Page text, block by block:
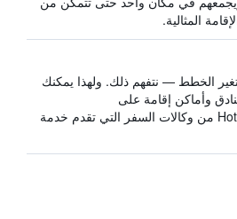
المثالية.
الخطط — نتفهم ذلك. ولهذا يمكنك
وأماكن إقامة على
HotelsCombined من وكالات السفر التي تقدم خدمة